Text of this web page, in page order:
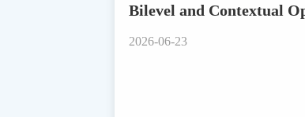
Bilevel and Contextual
2026-06-23